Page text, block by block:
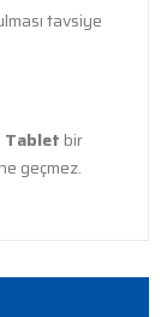
tavsiye
Tablet bir
geçmez.
öneri